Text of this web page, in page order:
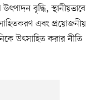
বৃদ্ধি, স্থানীয়ভাবে
এবং প্রয়োজনীয়
উৎসাহিত করার নীতি